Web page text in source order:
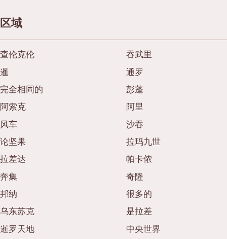
区域
查伦克伦
吞武里
暹
通罗
完全相同的
彭蓬
阿索克
阿里
风车
沙吞
论坚果
拉玛九世
拉差达
帕卡侬
奔集
奇隆
邦纳
很多的
乌东苏克
是拉差
暹罗天地
中央世界